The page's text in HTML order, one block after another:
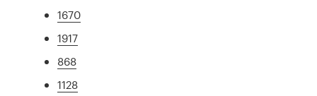
1670
1917
868
1128